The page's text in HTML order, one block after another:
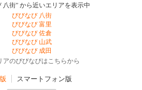
八街" から近いエリアを表示中
びびなび 八街
びびなび 富里
びびなび 佐倉
びびなび 山武
びびなび 成田
アのびびなびはこちらから
スマートフォン版